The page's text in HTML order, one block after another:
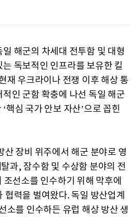
해군의 차세대 전투함 및 대형
독보적인 인프라를 보유한 킬
재 우크라이나 전쟁 이후 해상 통
인 군함 확충에 나선 독일 해군
핵심 국가 안보 자산’으로 꼽힌
산 장비 위주에서 해군 분야로 영
과, 잠수함 및 수상함 분야의 전
선소를 인수하기 위해 막후에
협력을 벌여왔다. 독일 방산업계
소를 인수하든 유럽 해상 방산 생